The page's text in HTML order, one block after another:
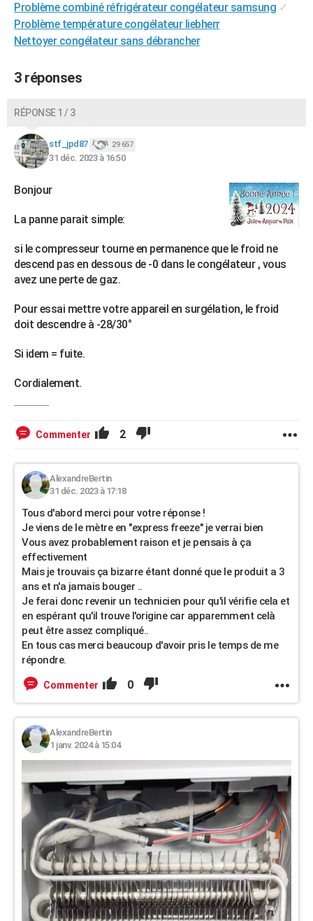
Problème combiné réfrigérateur congélateur samsung ✓
Problème température congélateur liebherr
Nettoyer congélateur sans débrancher
3 réponses
RÉPONSE 1 / 3
stf_jpd87 29 657
31 déc. 2023 à 16:50
Bonjour
La panne parait simple:
si le compresseur tourne en permanence que le froid ne
descend pas en dessous de -0 dans le congélateur , vous
avez une perte de gaz.
Pour essai mettre votre appareil en surgélation, le froid
doit descendre à -28/30°
Si idem = fuite.
Cordialement.
Commenter 2
AlexandreBertin
31 déc. 2023 à 17:18
Tous d'abord merci pour votre réponse !
Je viens de le mètre en "express freeze" je verrai bien
Vous avez probablement raison et je pensais à ça
effectivement
Mais je trouvais ça bizarre étant donné que le produit a 3
ans et n'a jamais bouger ..
Je ferai donc revenir un technicien pour qu'il vérifie cela et
en espérant qu'il trouve l'origine car apparemment celà
peut être assez compliqué..
En tous cas merci beaucoup d'avoir pris le temps de me
répondre.
Commenter 0
AlexandreBertin
1 janv. 2024 à 15:04